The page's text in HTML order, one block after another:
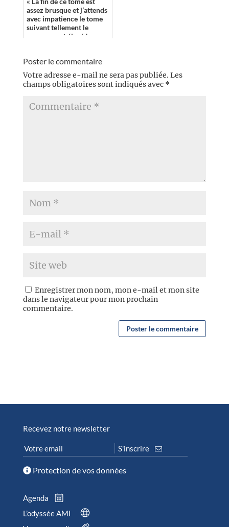
assez brusque et j’attends
avec impatience le tome
suivant tellement le
suspense est élevé ! »
Poster le commentaire
Votre adresse e-mail ne sera pas publiée. Les
champs obligatoires sont indiqués avec *
Enregistrer mon nom, mon e-mail et mon site
dans le navigateur pour mon prochain
commentaire.
Recevez notre newsletter
Protection de vos données
Agenda
L’odyssée AMI